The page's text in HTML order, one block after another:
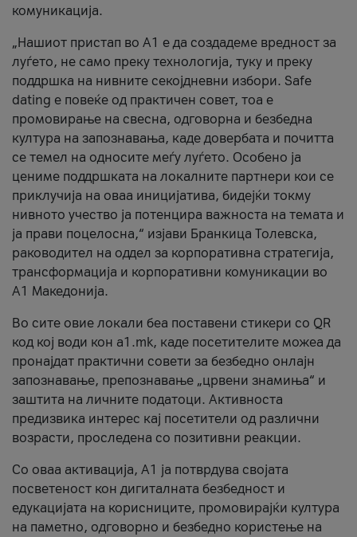
комуникација.
„Нашиот пристап во А1 е да создадеме вредност за
луѓето, не само преку технологија, туку и преку
поддршка на нивните секојдневни избори. Safe
dating е повеќе од практичен совет, тоа е
промовирање на свесна, одговорна и безбедна
култура на запознавања, каде довербата и почитта
се темел на односите меѓу луѓето. Особено ја
цениме поддршката на локалните партнери кои се
приклучија на оваа иницијатива, бидејќи токму
нивното учество ја потенцира важноста на темата и
ја прави поцелосна,“ изјави Бранкица Толевска,
раководител на оддел за корпоративна стратегија,
трансформација и корпоративни комуникации во
А1 Македонија.
Во сите овие локали беа поставени стикери со QR
код кој води кон a1.mk, каде посетителите можеа да
пронајдат практични совети за безбедно онлајн
запознавање, препознавање „црвени знамиња“ и
заштита на личните податоци. Активноста
предизвика интерес кај посетители од различни
возрасти, проследена со позитивни реакции.
Со оваа активација, А1 ја потврдува својата
посветеност кон дигиталната безбедност и
едукацијата на корисниците, промовирајќи култура
на паметно, одговорно и безбедно користење на